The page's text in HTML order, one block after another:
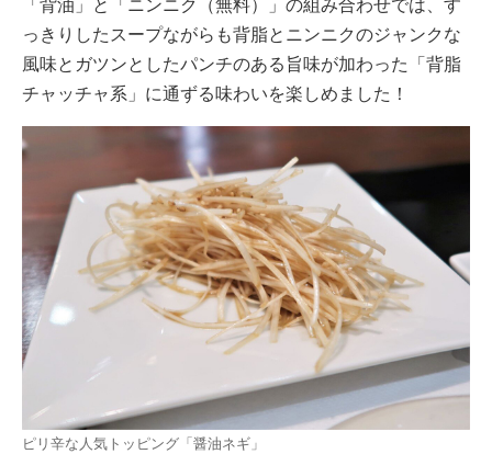
「背油」と「ニンニク（無料）」の組み合わせでは、す
っきりしたスープながらも背脂とニンニクのジャンクな
風味とガツンとしたパンチのある旨味が加わった「背脂
チャッチャ系」に通ずる味わいを楽しめました！
ピリ辛な人気トッピング「醤油ネギ」